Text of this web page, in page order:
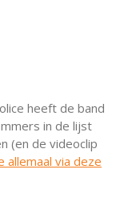
heeft de band
in de lijst
(en de videoclip
allemaal via deze